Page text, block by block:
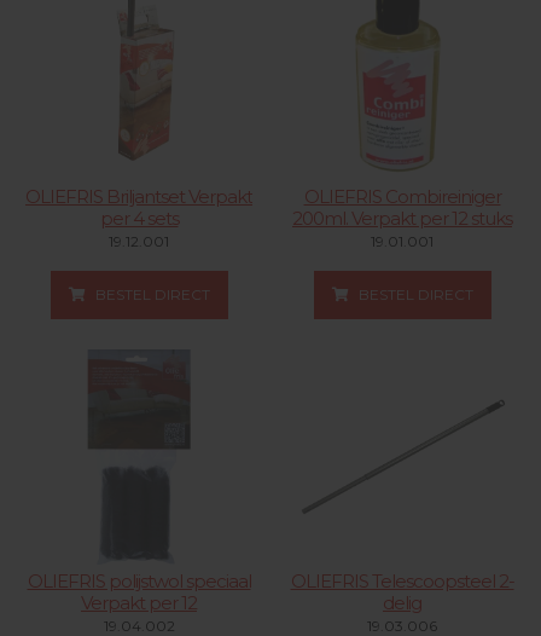
OLIEFRIS Briljantset Verpakt
per 4 sets
19.12.001
BESTEL DIRECT
OLIEFRIS Combireiniger
200ml. Verpakt per 12 stuks
19.01.001
BESTEL DIRECT
OLIEFRIS polijstwol speciaal
Verpakt per 12
19.04.002
OLIEFRIS Telescoopsteel 2-
delig
19.03.006